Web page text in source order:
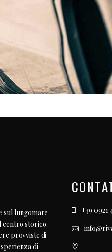
sul lungomare
centro storico.
provviste di
di
+39 0921